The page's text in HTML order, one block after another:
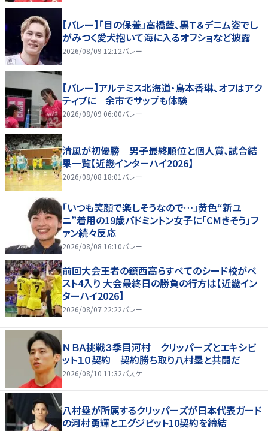
【バレー】「目の保養」高橋藍、黒Ｔ＆デニム姿でし
がみつく愛犬抱いて海に入るオフショなど披露
2026/08/09 12:12バレー
【バレー】アルテミス北海道・鳥本香琳、オフはアク
ティブに 余市でサップも体験
2026/08/09 06:00バレー
清風が初優勝 男子最終順位と個人賞、試合結
果一覧【近畿インターハイ2026】
2026/08/08 18:01 バレー
「いつも笑顔で楽しそうなので…」黄色“新ユ
ニ”着用の19歳バドミントン女子に「CMきそう」フ
ァン続々反応
2026/08/08 16:10バレー
前回大会王者の鎮西高らすべてのシード校がベ
スト4入り 大会最終日の勝負の行方は【近畿イン
ターハイ2026】
2026/08/07 22:22バレー
ＮＢＡ挑戦３季目河村 クリッパーズとエキシビ
ット１０契約 契約勝ち取り八村塁と共闘だ
2026/08/10 11:32バスケ
八村塁が所属するクリッパーズが日本代表ガード
の河村勇輝とエグジビット10契約を締結